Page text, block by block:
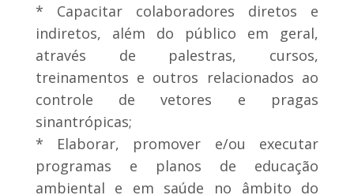
* Capacitar colaboradores diretos e
indiretos, além do público em geral,
através de palestras, cursos,
treinamentos e outros relacionados ao
controle de vetores e pragas
sinantrópicas;
* Elaborar, promover e/ou executar
programas e planos de educação
ambiental e em saúde no âmbito do